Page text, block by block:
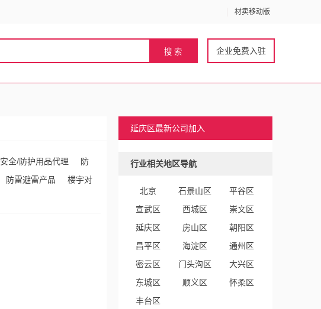
材卖移动版
企业免费入驻
安全/防护用品代理
防
防雷避雷产品
楼宇对
延庆区最新公司加入
行业相关地区导航
北京 石景山区
平谷区
宣武区
西城区
崇文区
延庆区
房山区
朝阳区
昌平区
海淀区
通州区
密云区
门头沟区
大兴区
东城区
顺义区
怀柔区
丰台区